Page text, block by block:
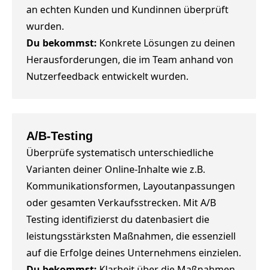
an echten Kunden und Kundinnen überprüft
wurden.
Du bekommst: Konkrete Lösungen zu deinen
Herausforderungen, die im Team anhand von
Nutzerfeedback entwickelt wurden.
A/B-Testing
Überprüfe systematisch unterschiedliche
Varianten deiner Online-Inhalte wie z.B.
Kommunikationsformen, Layoutanpassungen
oder gesamten Verkaufsstrecken. Mit A/B
Testing identifizierst du datenbasiert die
leistungsstärksten Maßnahmen, die essenziell
auf die Erfolge deines Unternehmens einzielen.